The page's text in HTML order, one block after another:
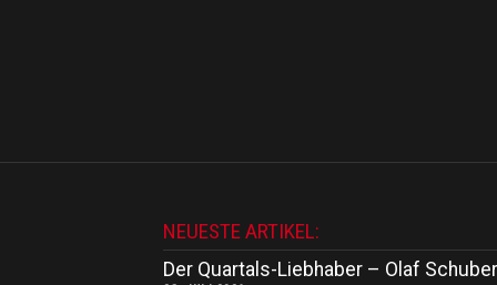
NEUESTE ARTIKEL:
Der Quartals-Liebhaber – Olaf